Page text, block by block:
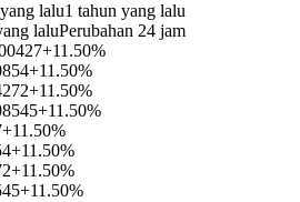
lalu1 tahun yang lalu
laluPerubahan 24 jam
+11.50%
+11.50%
+11.50%
+11.50%
+11.50%
+11.50%
+11.50%
+11.50%